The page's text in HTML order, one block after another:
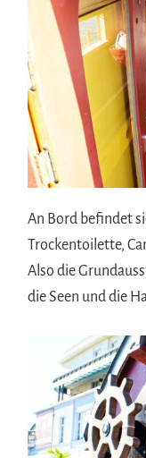
An Bord befindet
Trockentoilette,
Also die
die Seen und die